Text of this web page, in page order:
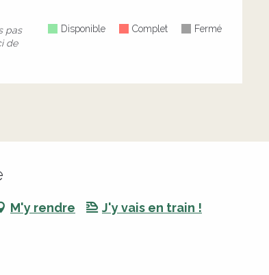
pas
de
Disponible Complet Fermé
M'y rendre J'y vais en train !